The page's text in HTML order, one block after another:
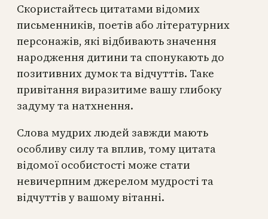
Скористайтесь цитатами відомих
письменників, поетів або літературних
персонажів, які відбивають значення
народження дитини та спонукають до
позитивних думок та відчуттів. Таке
привітання виразитиме вашу глибоку
задуму та натхнення.
Слова мудрих людей завжди мають
особливу силу та вплив, тому цитата
відомої особистості може стати
невичерпним джерелом мудрості та
відчуттів у вашому вітанні.